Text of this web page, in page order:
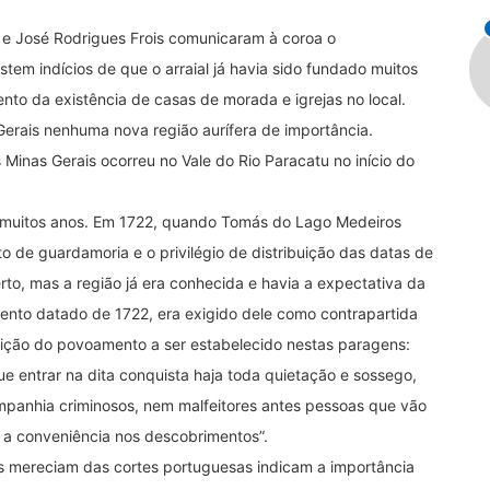
José Rodrigues Frois comunicaram à coroa o
indícios de que o arraial já havia sido fundado muitos
da existência de casas de morada e igrejas no local.
nenhuma nova região aurífera de importância.
Gerais ocorreu no Vale do Rio Paracatu no início do
anos. Em 1722, quando Tomás do Lago Medeiros
de guardamoria e o privilégio de distribuição das datas de
mas a região já era conhecida e havia a expectativa da
datado de 1722, era exigido dele como contrapartida
do povoamento a ser estabelecido nestas paragens:
entrar na dita conquista haja toda quietação e sossego,
criminosos, nem malfeitores antes pessoas que vão
conveniência nos descobrimentos”.
das cortes portuguesas indicam a importância